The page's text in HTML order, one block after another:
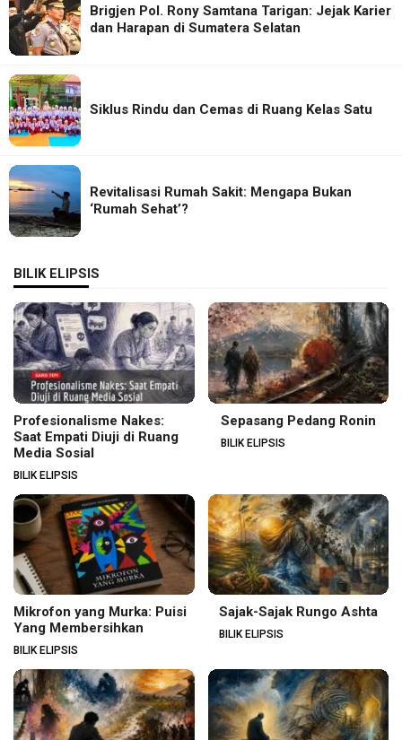
Brigjen Pol. Rony Samtana Tarigan: Jejak Karier
dan Harapan di Sumatera Selatan
Siklus Rindu dan Cemas di Ruang Kelas Satu
Revitalisasi Rumah Sakit: Mengapa Bukan
‘Rumah Sehat’?
BILIK ELIPSIS
Profesionalisme Nakes:
Saat Empati Diuji di Ruang
Media Sosial
BILIK ELIPSIS
Sepasang Pedang Ronin
BILIK ELIPSIS
Mikrofon yang Murka: Puisi
Yang Membersihkan
BILIK ELIPSIS
Sajak-Sajak Rungo Ashta
BILIK ELIPSIS